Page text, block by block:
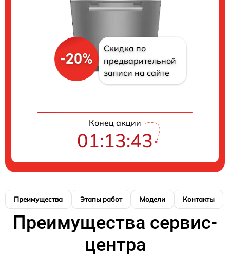
-20%
Скидка по
предварительной
записи на сайте
Конец акции
01:13:42
Преимущества Этапы работ Модели Контакты
Преимущества сервис-
центра